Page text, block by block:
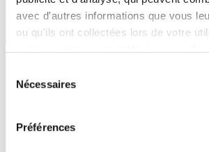
avec d'autres informations que vous
ou qu'ils ont collectées lors de votre
Nécessaires
Préférences
En savoir +